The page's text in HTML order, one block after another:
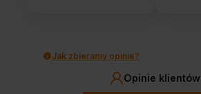
Jak zbieramy opinie?
Opinie klientów